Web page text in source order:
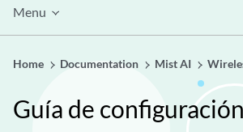
Menu
Home Documentation Mist AI
Guía de